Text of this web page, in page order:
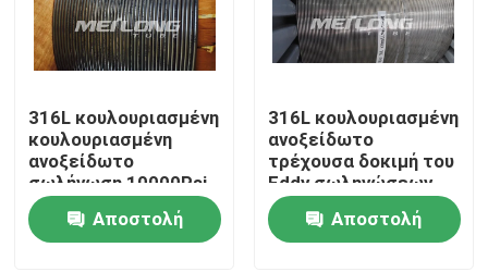
Σπίτι
Προϊόντα
316L κουλουριασμένη
κουλουριασμένη
ανοξείδωτο
σωλήνωση 10000Psi
Αποστολή
316L κουλουριασμένη
ανοξείδωτο
τρέχουσα δοκιμή του
Eddy σωληνώσεων
Αποστολή